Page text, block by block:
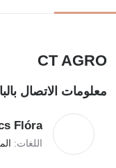
CT AGRO
معلومات الاتصال
Flóra
اللغات: